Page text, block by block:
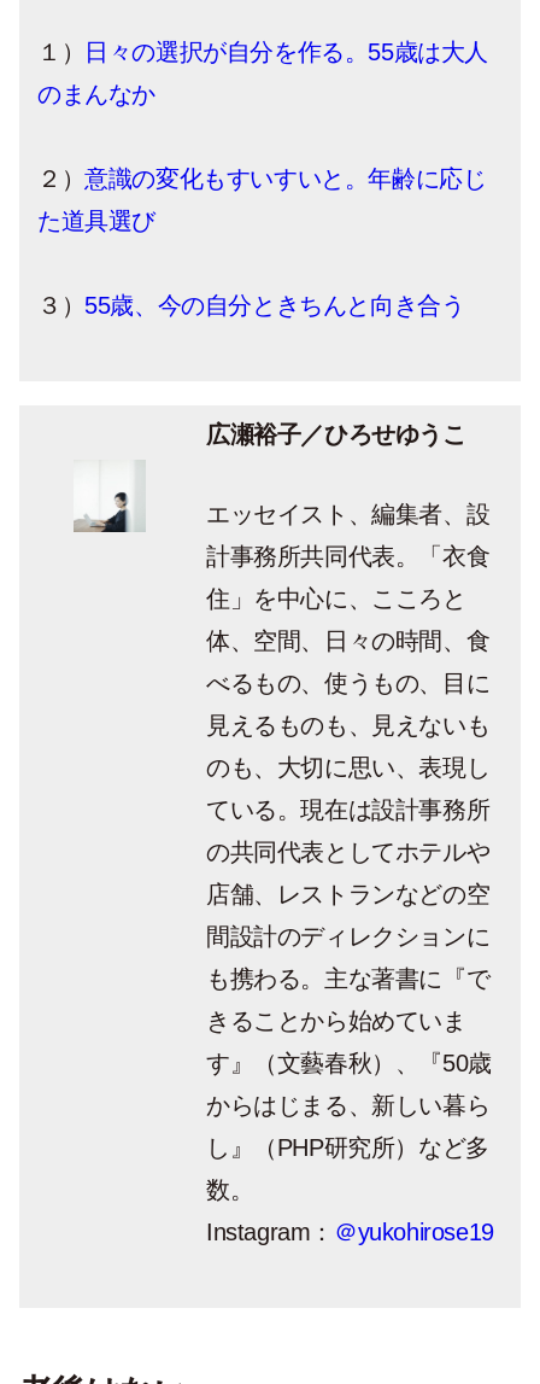
１）
日々の選択が自分を作る。55歳は大人
のまんなか
２）意識の変化もすいすいと。年齢に応じ
た道具選び
３） 55歳、今の自分ときちんと向き合う
広瀬裕子／ひろせゆうこ
エッセイスト、編集者、設
計事務所共同代表。「衣食
住」を中心に、こころと
体、空間、日々の時間、食
べるもの、使うもの、目に
見えるものも、見えないも
のも、大切に思い、表現し
ている。現在は設計事務所
の共同代表としてホテルや
店舗、レストランなどの空
間設計のディレクションに
も携わる。主な著書に『で
きることから始めていま
す』（文藝春秋）、『50歳
からはじまる、新しい暮ら
し』（PHP研究所）など多
数。
Instagram： ＠yukohirose19